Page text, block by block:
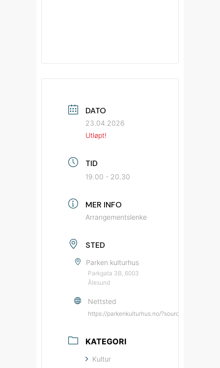
DATO
23.04.2026
Utløpt!
TID
19.00 - 20.30
MER INFO
Arrangementslenke
STED
Parken kulturhus
Parkgata 3B, 6003
Ålesund
Nettsted
https://parkenkulturhus.no/
KATEGORI
Kultur